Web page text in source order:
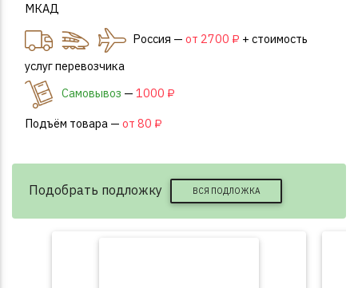
МКАД
Россия — от 2700 ₽ + стоимость
услуг перевозчика
Самовывоз — 1000 ₽
Подъём товара — от 80 ₽
Подобрать подложку ВСЯ ПОДЛОЖКА